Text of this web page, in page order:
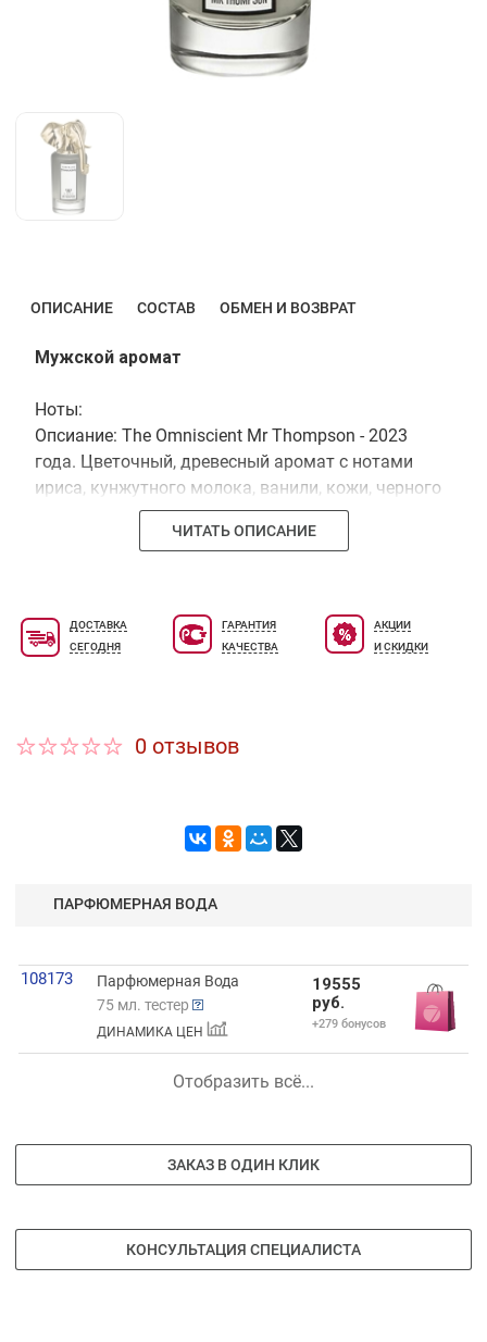
ОПИСАНИЕ СОСТАВ ОБМЕН И ВОЗВРАТ
Мужской аромат
Ноты:
Опсиание: The Omniscient Mr Thompson - 2023
года. Цветочный, древесный аромат с нотами
ириса, кунжутного молока, ванили, кожи, черного
перца и дуба.
ЧИТАТЬ ОПИСАНИЕ
ДОСТАВКА
СЕГОДНЯ
ГАРАНТИЯ
КАЧЕСТВА
АКЦИИ
И СКИДКИ
0 отзывов
ПАРФЮМЕРНАЯ ВОДА
108173
Парфюмерная Вода
75 мл. тестер
ДИНАМИКА ЦЕН
19555
руб.
+279 бонусов
Отобразить всё...
ЗАКАЗ В ОДИН КЛИК
КОНСУЛЬТАЦИЯ СПЕЦИАЛИСТА